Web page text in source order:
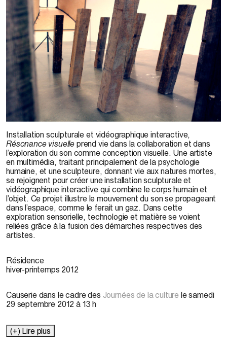
Installation sculpturale et vidéographique interactive,
Résonance visuelle prend vie dans la collaboration et dans
l’exploration du son comme conception visuelle. Une artiste
en multimédia, traitant principalement de la psychologie
humaine, et une sculpteure, donnant vie aux natures mortes,
se rejoignent pour créer une installation sculpturale et
vidéographique interactive qui combine le corps humain et
l’objet. Ce projet illustre le mouvement du son se propageant
dans l’espace, comme le ferait un gaz. Dans cette
exploration sensorielle, technologie et matière se voient
reliées grâce à la fusion des démarches respectives des
artistes.
Résidence
hiver-printemps 2012
Causerie dans le cadre des Journées de la culture le samedi
29 septembre 2012 à 13 h
(+) Lire plus